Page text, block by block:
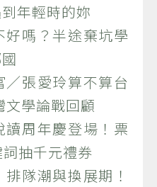
年輕時的妳
嗎？半途棄坑學
張愛玲算不算台
學論戰回顧
周年慶登場！票
抽千元禮券
隊潮與換展期！